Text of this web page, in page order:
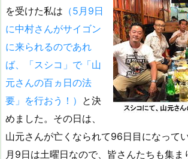
を受けた私は （5月9日
に中村さんがサイゴン
に来られるのであれ
ば、「スシコ」で「山
元さんの百ヵ日の法
要」を行おう！） と決
めました。その日は、
山元さんが亡くなられて96日目になって
月9日は土曜日なので、皆さんたちも集ま